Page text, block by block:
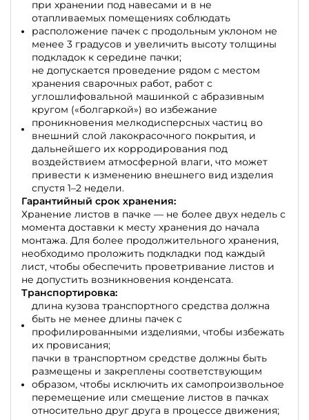
при хранении под навесами и в не
отапливаемых помещениях соблюдать
расположение пачек с продольным уклоном не
менее 3 градусов и увеличить высоту толщины
подкладок к середине пачки;
не допускается проведение рядом с местом
хранения сварочных работ, работ с
углошлифовальной машинкой с абразивным
кругом («болгаркой») во избежание
проникновения мелкодисперсных частиц во
внешний слой лакокрасочного покрытия, и
дальнейшего их корродирования под
воздействием атмосферной влаги, что может
привести к изменению внешнего вид изделия
спустя 1–2 недели.
Гарантийный срок хранения:
Хранение листов в пачке — не более двух недель с
момента доставки к месту хранения до начала
монтажа. Для более продолжительного хранения,
необходимо проложить подкладки под каждый
лист, чтобы обеспечить проветривание листов и
не допустить возникновения конденсата.
Транспортировка:
длина кузова транспортного средства должна
быть не менее длины пачек с
профилированными изделиями, чтобы избежать
их провисания;
пачки в транспортном средстве должны быть
размещены и закреплены соответствующим
образом, чтобы исключить их самопроизвольное
перемещение или смещение листов в пачках
относительно друг друга в процессе движения;